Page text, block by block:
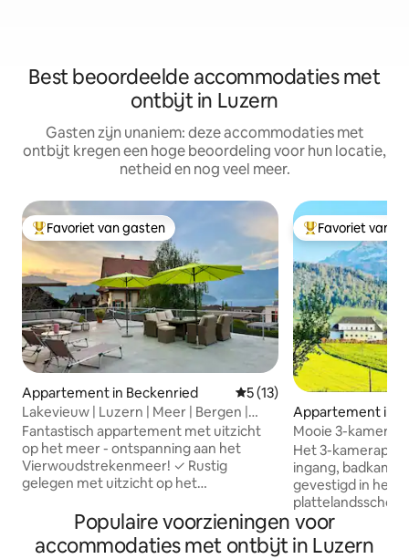
Best beoordeelde accommodaties met
ontbijt in Luzern
Gasten zijn unaniem: deze accommodaties met
ontbijt kregen een hoge beoordeling voor hun locatie,
netheid en nog veel meer.
Topfavoriet van gasten
Favoriet van gasten
Appartement in Beckenried Gemiddelde beoordeling
5 (13)
Lakevieuw | Luzern | Meer | Bergen |
Pilatus
Fantastisch appartement met uitzicht
op het meer - ontspanning aan het
Vierwoudstrekenmeer! ✓ Rustig
gelegen met uitzicht op het
Slechts 3 minuten lopen naar het meer,
20 minuten naar Luzern en de
Pilatusberg ✓ Gezinsvriendelijk met
Topfavoriet van
Favoriet van
Appartement in
Mooie 3-
platteland/dicht
Het 3-
ingang,
gevestigd in het
volledig is gerenoveerd.
de natuur en met
bergen geniet je van
Populaire voorzieningen voor
accommodaties met ontbijt in Luzern